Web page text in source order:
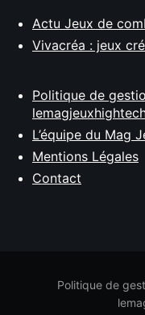
Actu Jeux de
Vivacréa : jeux
Politique de
L’équipe du Mag
Mentions Légales
Contact
Politique de